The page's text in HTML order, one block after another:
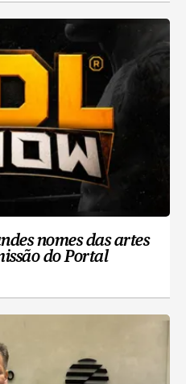
nomes das artes
do Portal